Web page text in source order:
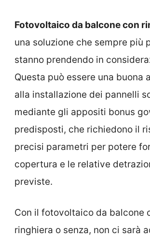
Fotovoltaico da balcone con
una soluzione che sempre più
stanno prendendo in
Questa può essere una buona
alla installazione dei pannelli
mediante gli appositi bonus
predisposti, che richiedono il
precisi parametri per potere
copertura e le relative
previste.
Con il fotovoltaico da balcone
ringhiera o senza, non ci sarà